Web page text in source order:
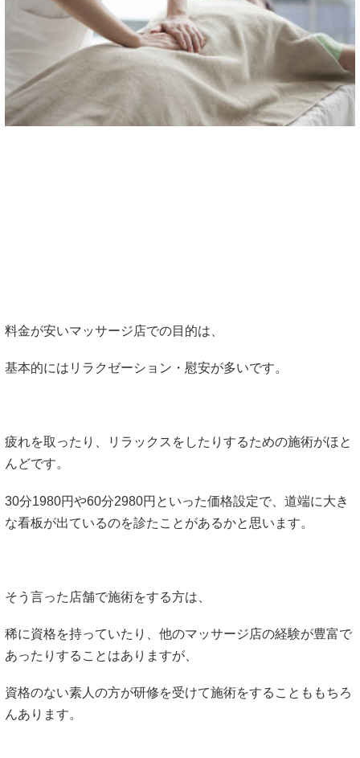
料金が安いマッサージ店での目的は、
基本的にはリラクゼーション・慰安が多いです。
疲れを取ったり、リラックスをしたりするための施術がほと
んどです。
30分1980円や60分2980円といった価格設定で、道端に大き
な看板が出ているのを診たことがあるかと思います。
そう言った店舗で施術をする方は、
稀に資格を持っていたり、他のマッサージ店の経験が豊富で
あったりすることはありますが、
資格のない素人の方が研修を受けて施術をすることももちろ
んあります。